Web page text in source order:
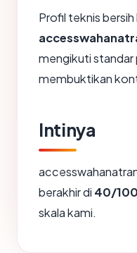
Profil teknis
mengikuti standar
membuktikan
Intinya
berakhir di 40/100
skala kami.